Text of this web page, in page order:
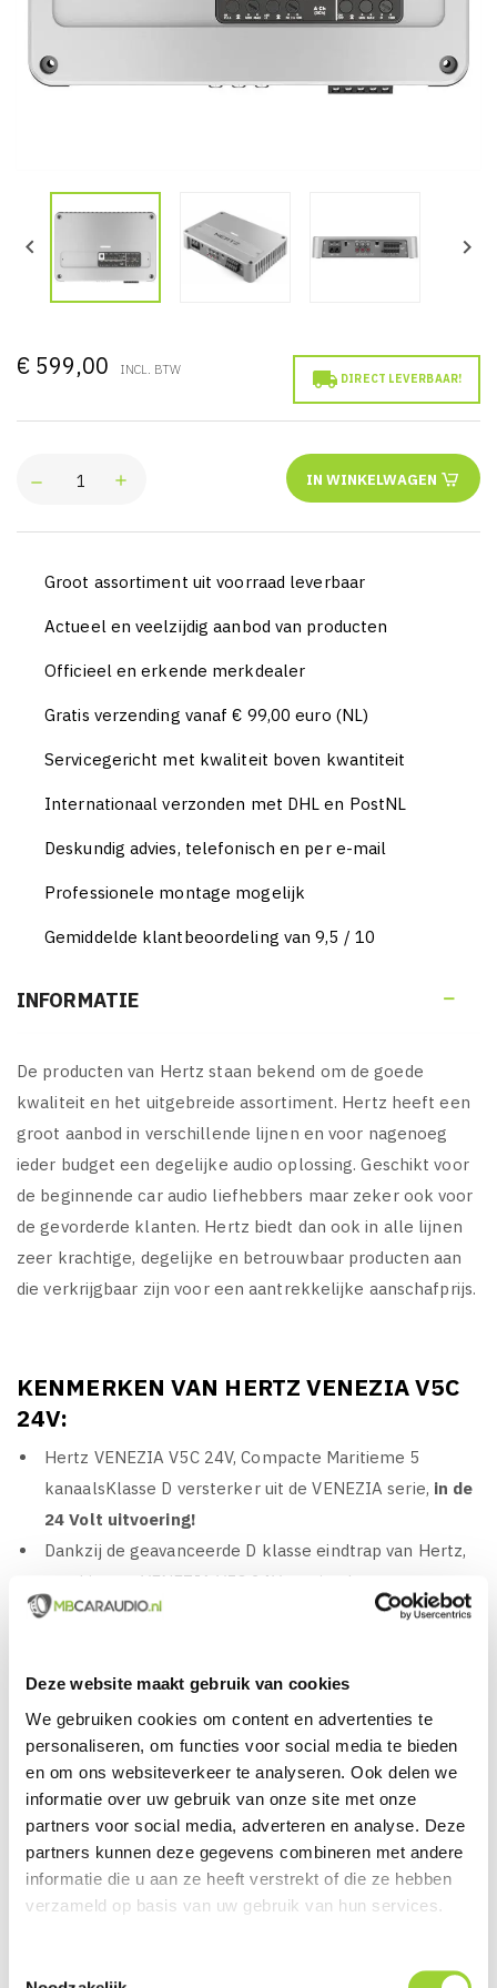
Deze website maakt gebruik van cookies
We gebruiken cookies om content en advertenties te
personaliseren, om functies voor social media te bieden
en om ons websiteverkeer te analyseren. Ook delen we
informatie over uw gebruik van onze site met onze
partners voor social media, adverteren en analyse. Deze
partners kunnen deze gegevens combineren met andere
informatie die u aan ze heeft verstrekt of die ze hebben
verzameld op basis van uw gebruik van hun services.
 
€ 599,00 INCL. BTW  DIRECT LEVERBAAR!
IN WINKELWAGEN
Groot assortiment uit voorraad leverbaar
Actueel en veelzijdig aanbod van producten
Officieel en erkende merkdealer
Gratis verzending vanaf € 99,00 euro (NL)
Servicegericht met kwaliteit boven kwantiteit
Internationaal verzonden met DHL en PostNL
Deskundig advies, telefonisch en per e-mail
Professionele montage mogelijk
Gemiddelde klantbeoordeling van 9,5 / 10
INFORMATIE 
De producten van Hertz staan bekend om de goede
kwaliteit en het uitgebreide assortiment. Hertz heeft een
groot aanbod in verschillende lijnen en voor nagenoeg
ieder budget een degelijke audio oplossing. Geschikt voor
de beginnende car audio liefhebbers maar zeker ook voor
de gevorderde klanten. Hertz biedt dan ook in alle lijnen
zeer krachtige, degelijke en betrouwbaar producten aan
die verkrijgbaar zijn voor een aantrekkelijke aanschafprijs.
KENMERKEN VAN HERTZ VENEZIA V5C
24V:
Hertz VENEZIA V5C 24V, Compacte Maritieme 5
kanaalsKlasse D versterker uit de VENEZIA serie, in de
24 Volt uitvoering!
Dankzij de geavanceerde D klasse eindtrap van Hertz,
combineert VENEZIA V5C 24V maximale
geluidskwaliteit met ongeëvenaarde efficiëntie
efficiëntie en kracht terwijl warmte en
Verbeterde geluidskwaliteit die nieuwe hoogtepunten
bereikt met Hi-Res-certificering!
Vermogen: 4 x 80 watt RMS op 4 OHM + 1 x 330 watt
RMS op 4 OHM
Vermogen: 4 x 115 watt RMS op 2 OHM + 1 x 550 watt
RMS op 2 OHM